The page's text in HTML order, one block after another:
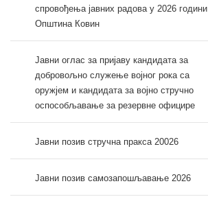
спровођења јавних радова у 2026 години
Општина Ковин
Јавни оглас за пријаву кандидата за
добровољно служење војног рока са
оружјем и кандидата за војно стручно
оспособљавање за резервне официре
Јавни позив стручна пракса 20026
Јавни позив самозапошљавање 2026